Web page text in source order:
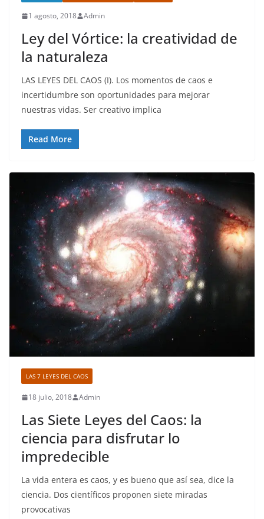
1 agosto, 2018 Admin
Ley del Vórtice: la creatividad de
la naturaleza
LAS LEYES DEL CAOS (I). Los momentos de caos e
incertidumbre son oportunidades para mejorar
nuestras vidas. Ser creativo implica
Read More
LAS 7 LEYES DEL CAOS
18 julio, 2018 Admin
Las Siete Leyes del Caos: la
ciencia para disfrutar lo
impredecible
La vida entera es caos, y es bueno que así sea, dice la
ciencia. Dos científicos proponen siete miradas
provocativas